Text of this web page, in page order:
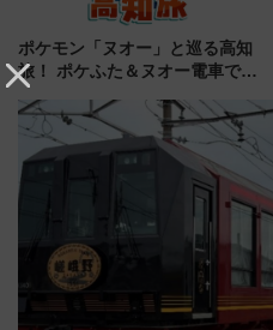
ポケモン「ヌオー」と巡る高知
旅！ ポケふた＆ヌオー電車で楽
しむ鉄道スタンプラリーで土佐
路の絶景と絶品グルメを満喫！
（7月18日スタート）